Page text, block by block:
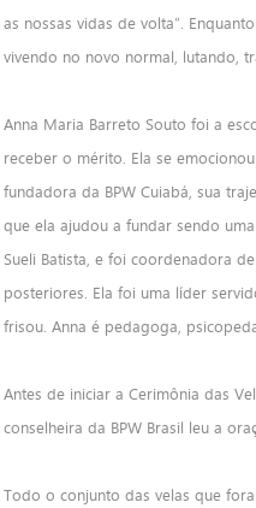
as nossas vidas de volta”.
vivendo no novo normal, lutando,
Anna Maria Barreto Souto foi a
receber o mérito. Ela se
fundadora da BPW Cuiabá, sua
que ela ajudou a fundar sendo
Sueli Batista, e foi coordenadora
posteriores. Ela foi uma líder
frisou. Anna é pedagoga,
Antes de iniciar a Cerimônia das
conselheira da BPW Brasil leu a
Todo o conjunto das velas que